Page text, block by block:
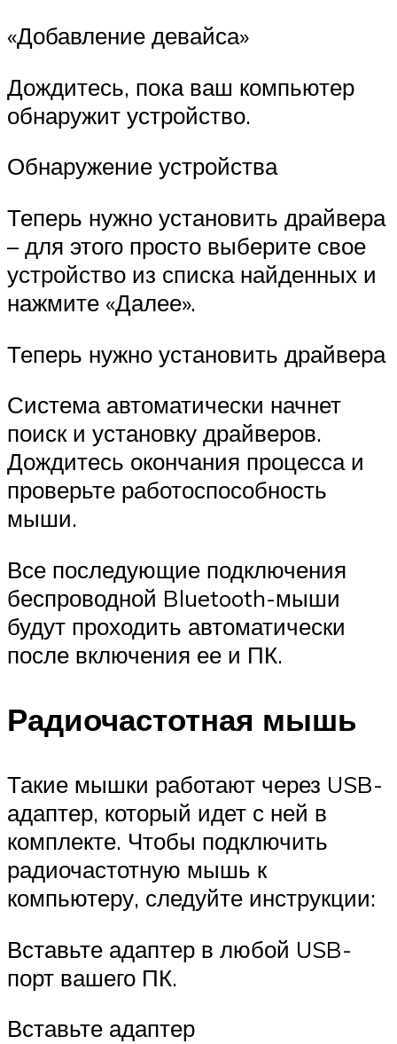
«Добавление девайса»
Дождитесь, пока ваш компьютер
обнаружит устройство.
Обнаружение устройства
Теперь нужно установить драйвера
– для этого просто выберите свое
устройство из списка найденных и
нажмите «Далее».
Теперь нужно установить драйвера
Система автоматически начнет
поиск и установку драйверов.
Дождитесь окончания процесса и
проверьте работоспособность
мыши.
Все последующие подключения
беспроводной Bluetooth-мыши
будут проходить автоматически
после включения ее и ПК.
Радиочастотная мышь
Такие мышки работают через USB-
адаптер, который идет с ней в
комплекте. Чтобы подключить
радиочастотную мышь к
компьютеру, следуйте инструкции:
Вставьте адаптер в любой USB-
порт вашего ПК.
Вставьте адаптер